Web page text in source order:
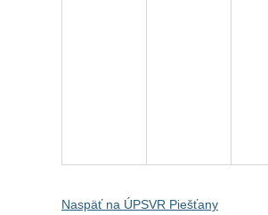
Naspäť na ÚPSVR Piešťany